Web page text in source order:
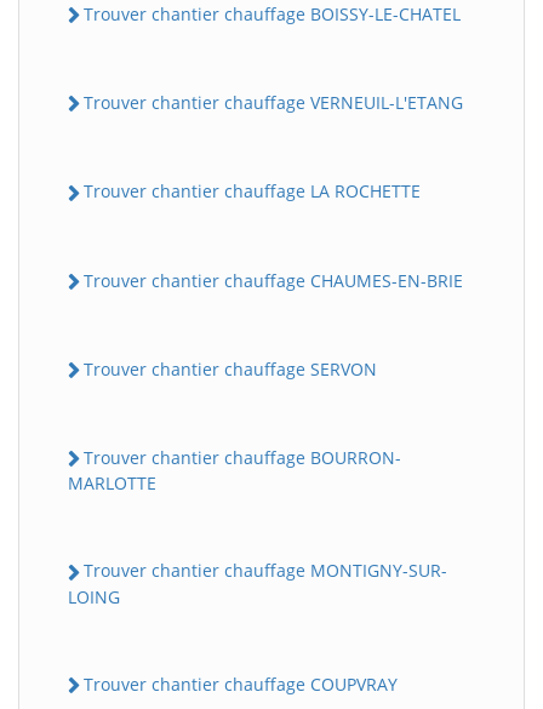
Trouver chantier chauffage BOISSY-LE-CHATEL
Trouver chantier chauffage VERNEUIL-L'ETANG
Trouver chantier chauffage LA ROCHETTE
Trouver chantier chauffage CHAUMES-EN-BRIE
Trouver chantier chauffage SERVON
Trouver chantier chauffage BOURRON-
MARLOTTE
Trouver chantier chauffage MONTIGNY-SUR-
LOING
Trouver chantier chauffage COUPVRAY